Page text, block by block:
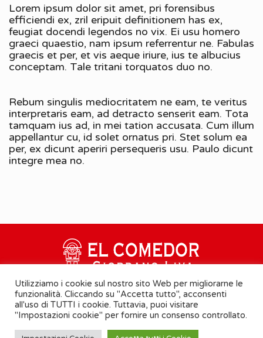
Lorem ipsum dolor sit amet, pri forensibus
efficiendi ex, zril eripuit definitionem has ex,
feugiat docendi legendos no vix. Ei usu homero
graeci quaestio, nam ipsum referrentur ne. Fabulas
graecis et per, et vis aeque iriure, ius te albucius
conceptam. Tale tritani torquatos duo no.
Rebum singulis mediocritatem ne eam, te veritus
interpretaris eam, ad detracto senserit eam. Tota
tamquam ius ad, in mei tation accusata. Cum illum
appellantur cu, id solet ornatus pri. Stet solum ea
per, ex dicunt aperiri persequeris usu. Paulo dicunt
integre mea no.
Utilizziamo i cookie sul nostro sito Web per migliorarne le
funzionalità. Cliccando su "Accetta tutto", acconsenti
all'uso di TUTTI i cookie. Tuttavia, puoi visitare
"Impostazioni cookie" per fornire un consenso controllato.